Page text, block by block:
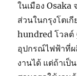
ในเมือง
ส่วนในกรุงโตเ
hundred โวลต์
อุปกรณ์ไฟฟ้าที่ผ
งานได้ แต่ถ้าเป็